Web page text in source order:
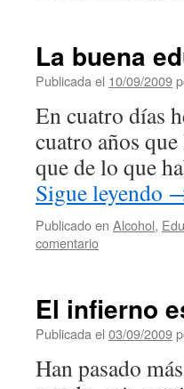
La buena
Publicada el 10/09/2009
En cuatro días
cuatro años
que de lo que
Sigue leyendo
Publicado en Alcohol,
comentario
El infierno
Publicada el 03/09/2009
Han pasado